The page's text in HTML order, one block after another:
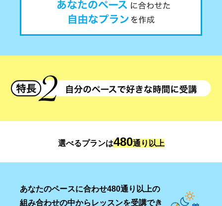
選べるプランは480通り以上
あなたのペースに合わせ480通り以上の
組み合わせの中からレッスンを受講でき